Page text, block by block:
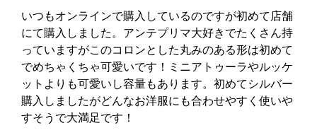
いつもオンラインで購入しているのですが初めて店舗
にて購入しました。アンテプリマ大好きでたくさん持
っていますがこのコロンとした丸みのある形は初めて
でめちゃくちゃ可愛いです！ミニアトゥーラやルッケ
ットよりも可愛いし容量もあります。初めてシルバー
購入しましたがどんなお洋服にも合わせやすく使いや
すそうで大満足です！